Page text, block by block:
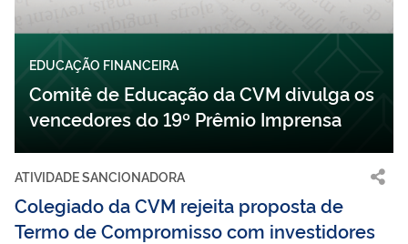
EDUCAÇÃO FINANCEIRA
Comitê de Educação da CVM divulga os
vencedores do 19º Prêmio Imprensa
ATIVIDADE SANCIONADORA
Colegiado da CVM rejeita proposta de
Termo de Compromisso com investidores